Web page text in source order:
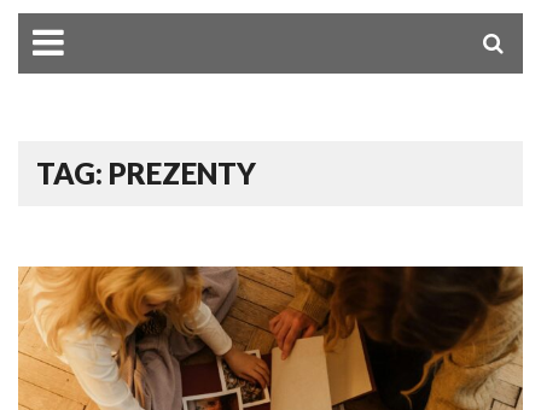
TAG: PREZENTY